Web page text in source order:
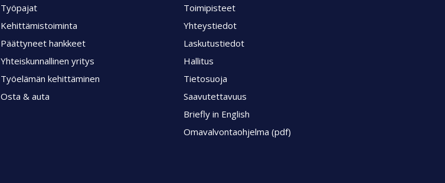
Työpajat
Kehittämistoiminta
Päättyneet hankkeet
Yhteiskunnallinen yritys
Työelämän kehittäminen
Osta & auta
Toimipisteet
Yhteystiedot
Laskutustiedot
Hallitus
Tietosuoja
Saavutettavuus
Briefly in English
Omavalvontaohjelma (pdf)